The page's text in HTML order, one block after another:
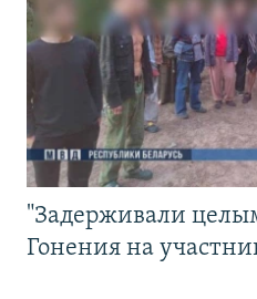
"Задерживали
Гонения на